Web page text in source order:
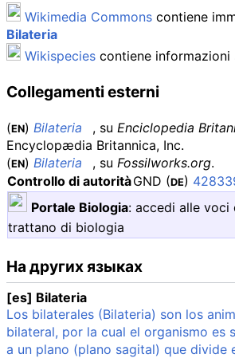
Wikimedia Commons contiene
Bilateria
Wikispecies contiene informazioni
Collegamenti esterni
(EN) Bilateria , su Enciclopedia
Encyclopædia Britannica, Inc.
(EN) Bilateria , su Fossilworks.org.
Controllo di autoritàGND (DE)
Portale Biologia: accedi alle voci
trattano di biologia
На других языках
[es] Bilateria
Los bilaterales (Bilateria) son los
bilateral, por la cual el organismo es
a un plano (plano sagital) que divide